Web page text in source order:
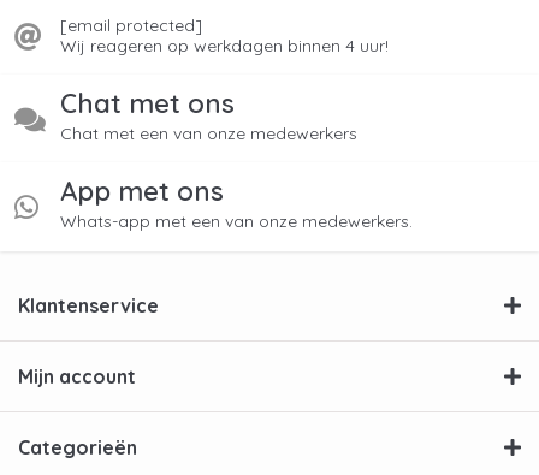
[email protected]
Wij reageren op werkdagen binnen 4 uur!
Chat met ons
Chat met een van onze medewerkers
App met ons
Whats-app met een van onze medewerkers.
Klantenservice
Mijn account
Categorieën